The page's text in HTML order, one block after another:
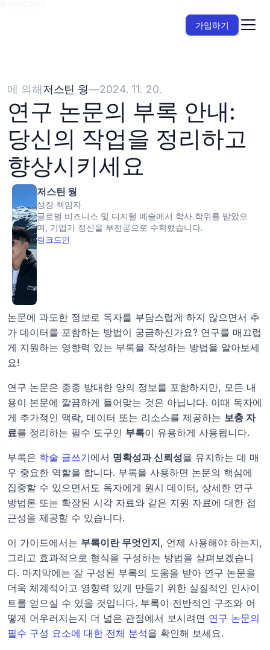
가입하기
에 의해저스틴 웡—2024. 11. 20.
연구 논문의 부록 안내:
당신의 작업을 정리하고
향상시키세요
저스틴 웡
성장 책임자
글로벌 비즈니스 및 디지털 예술에서 학사 학위를 받았으
며, 기업가 정신을 부전공으로 수학했습니다.
링크드인
논문에 과도한 정보로 독자를 부담스럽게 하지 않으면서 추
가 데이터를 포함하는 방법이 궁금하신가요? 연구를 매끄럽
게 지원하는 영향력 있는 부록을 작성하는 방법을 알아보세
요!
연구 논문은 종종 방대한 양의 정보를 포함하지만, 모든 내
용이 본문에 깔끔하게 들어맞는 것은 아닙니다. 이때 독자에
게 추가적인 맥락, 데이터 또는 리소스를 제공하는 보충 자
료를 정리하는 필수 도구인 부록이 유용하게 사용됩니다.
부록은 학술 글쓰기에서 명확성과 신뢰성을 유지하는 데 매
우 중요한 역할을 합니다. 부록을 사용하면 논문의 핵심에
집중할 수 있으면서도 독자에게 원시 데이터, 상세한 연구
방법론 또는 확장된 시각 자료와 같은 지원 자료에 대한 접
근성을 제공할 수 있습니다.
이 가이드에서는 부록이란 무엇인지, 언제 사용해야 하는지,
그리고 효과적으로 형식을 구성하는 방법을 살펴보겠습니
다. 마지막에는 잘 구성된 부록의 도움을 받아 연구 논문을
더욱 체계적이고 영향력 있게 만들기 위한 실질적인 인사이
트를 얻으실 수 있을 것입니다. 부록이 전반적인 구조와 어
떻게 어우러지는지 더 넓은 관점에서 보시려면 연구 논문의
필수 구성 요소에 대한 전체 분석을 확인해 보세요.